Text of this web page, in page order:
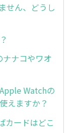
せん、どうし
ナコやワオ
Watchの
えますか？
ードはどこ